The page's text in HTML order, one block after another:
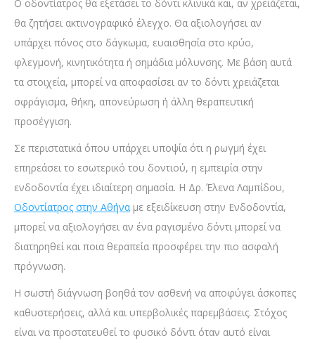
Ο οδοντίατρος θα εξετάσει το δόντι κλινικά και, αν χρειάζεται,
θα ζητήσει ακτινογραφικό έλεγχο. Θα αξιολογήσει αν
υπάρχει πόνος στο δάγκωμα, ευαισθησία στο κρύο,
φλεγμονή, κινητικότητα ή σημάδια μόλυνσης. Με βάση αυτά
τα στοιχεία, μπορεί να αποφασίσει αν το δόντι χρειάζεται
σφράγισμα, θήκη, απονεύρωση ή άλλη θεραπευτική
προσέγγιση.
Σε περιστατικά όπου υπάρχει υποψία ότι η ρωγμή έχει
επηρεάσει το εσωτερικό του δοντιού, η εμπειρία στην
ενδοδοντία έχει ιδιαίτερη σημασία. Η Δρ. Έλενα Λαμπίδου,
Οδοντίατρος στην Αθήνα με εξειδίκευση στην Ενδοδοντία,
μπορεί να αξιολογήσει αν ένα ραγισμένο δόντι μπορεί να
διατηρηθεί και ποια θεραπεία προσφέρει την πιο ασφαλή
πρόγνωση.
Η σωστή διάγνωση βοηθά τον ασθενή να αποφύγει άσκοπες
καθυστερήσεις, αλλά και υπερβολικές παρεμβάσεις. Στόχος
είναι να προστατευθεί το φυσικό δόντι όταν αυτό είναι